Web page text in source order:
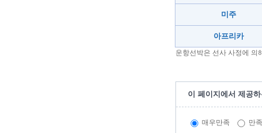
미주
아프리카
운항선박은 선사 사정에 의
이 페이지에서 제공
매우만족 만족